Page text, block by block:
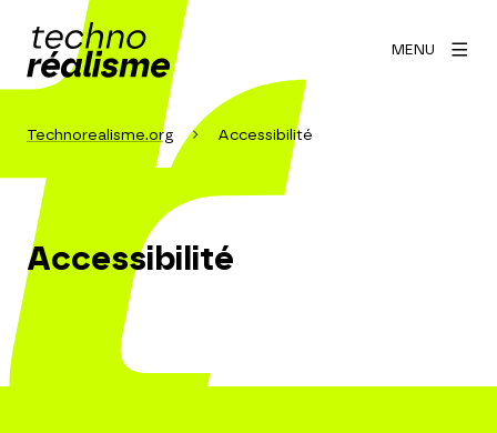
MENU
Technorealisme.org Accessibilité
Accessibilité